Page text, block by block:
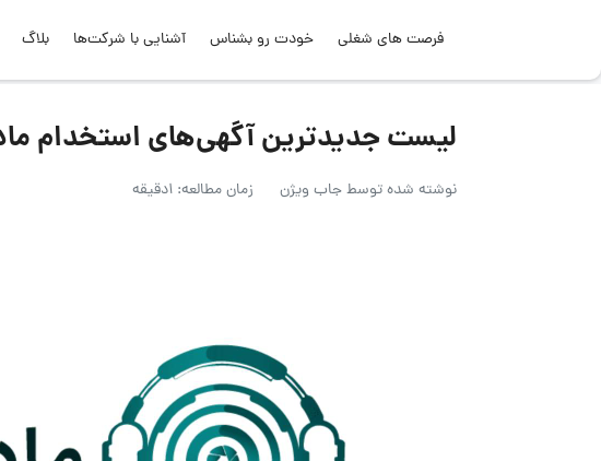
فرصت های شغلی خودت رو بشناس آشنایی با شرکت‌ها بلاگ
لیست جدیدترین آگهی‌های استخدام ماد امواج
نوشته شده توسطجاب ویژن زمان مطالعه: 1دقیقه